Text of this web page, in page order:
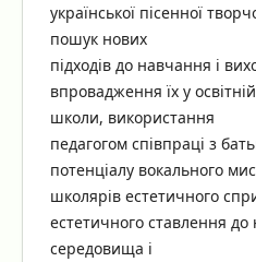
української пісенної
пошук нових
підходів до навчання і
впровадження їх у
школи, використання
педагогом співпраці з
потенціалу вокального
школярів естетичного
естетичного ставлення
середовища і